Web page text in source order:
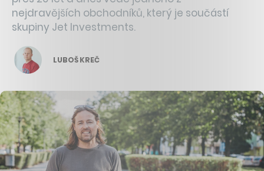
nejdravějších obchodníků, který je součástí
skupiny Jet Investments.
LUBOŠ KREČ